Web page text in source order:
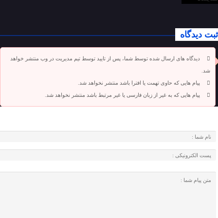
ثبت دیدگاه
دیدگاه های ارسال شده توسط شما، پس از تایید توسط تیم مدیریت در وب منتشر خواهد
شد.
پیام هایی که حاوی تهمت یا افترا باشد منتشر نخواهد شد.
پیام هایی که به غیر از زبان فارسی یا غیر مرتبط باشد منتشر نخواهد شد.